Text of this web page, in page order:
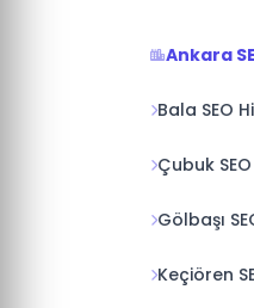
Ankara
Bala SEO
Çubuk
Gölbaşı
Keçiören